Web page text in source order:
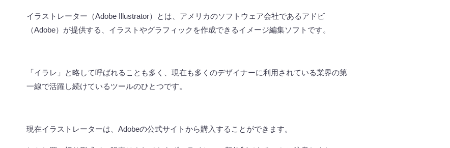
イラストレーター（Adobe Illustrator）とは、アメリカのソフトウェア会社であるアドビ
（Adobe）が提供する、イラストやグラフィックを作成できるイメージ編集ソフトです。
「イラレ」と略して呼ばれることも多く、現在も多くのデザイナーに利用されている業界の第
一線で活躍し続けているツールのひとつです。
現在イラストレーターは、 Adobeの公式サイトから購入することができます。